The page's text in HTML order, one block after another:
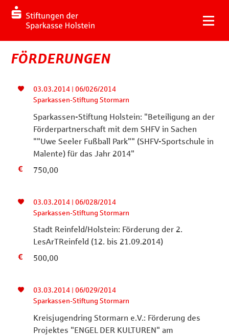
FÖRDERUNGEN
03.03.2014 | 06/026/2014
Sparkassen-Stiftung Stormarn
Sparkassen-Stiftung Holstein: "Beteiligung an der
Förderpartnerschaft mit dem SHFV in Sachen
""Uwe Seeler Fußball Park"" (SHFV-Sportschule in
Malente) für das Jahr 2014"
750,00
03.03.2014 | 06/028/2014
Sparkassen-Stiftung Stormarn
Stadt Reinfeld/Holstein: Förderung der 2.
LesArTReinfeld (12. bis 21.09.2014)
500,00
03.03.2014 | 06/029/2014
Sparkassen-Stiftung Stormarn
Kreisjugendring Stormarn e.V.: Förderung des
Projektes "ENGEL DER KULTUREN" am